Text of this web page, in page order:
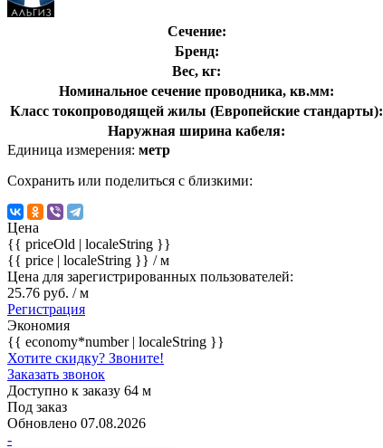
Сечение:
Бренд:
Вес, кг:
Номинальное сечение проводника, кв.мм:
Класс токопроводящей жилы (Европейские стандарты):
Наружная ширина кабеля:
Единица измерения: метр
Сохранить или поделиться с близкими:
Цена
{{ priceOld | localeString }}
{{ price | localeString }} / м
Цена для зарегистрированных пользователей:
25.76 руб. / м
Регистрация
Экономия
{{ economy*number | localeString }}
Хотите скидку? Звоните!
Заказать звонок
Доступно к заказу 64 м
Под заказ
Обновлено 07.08.2026
-